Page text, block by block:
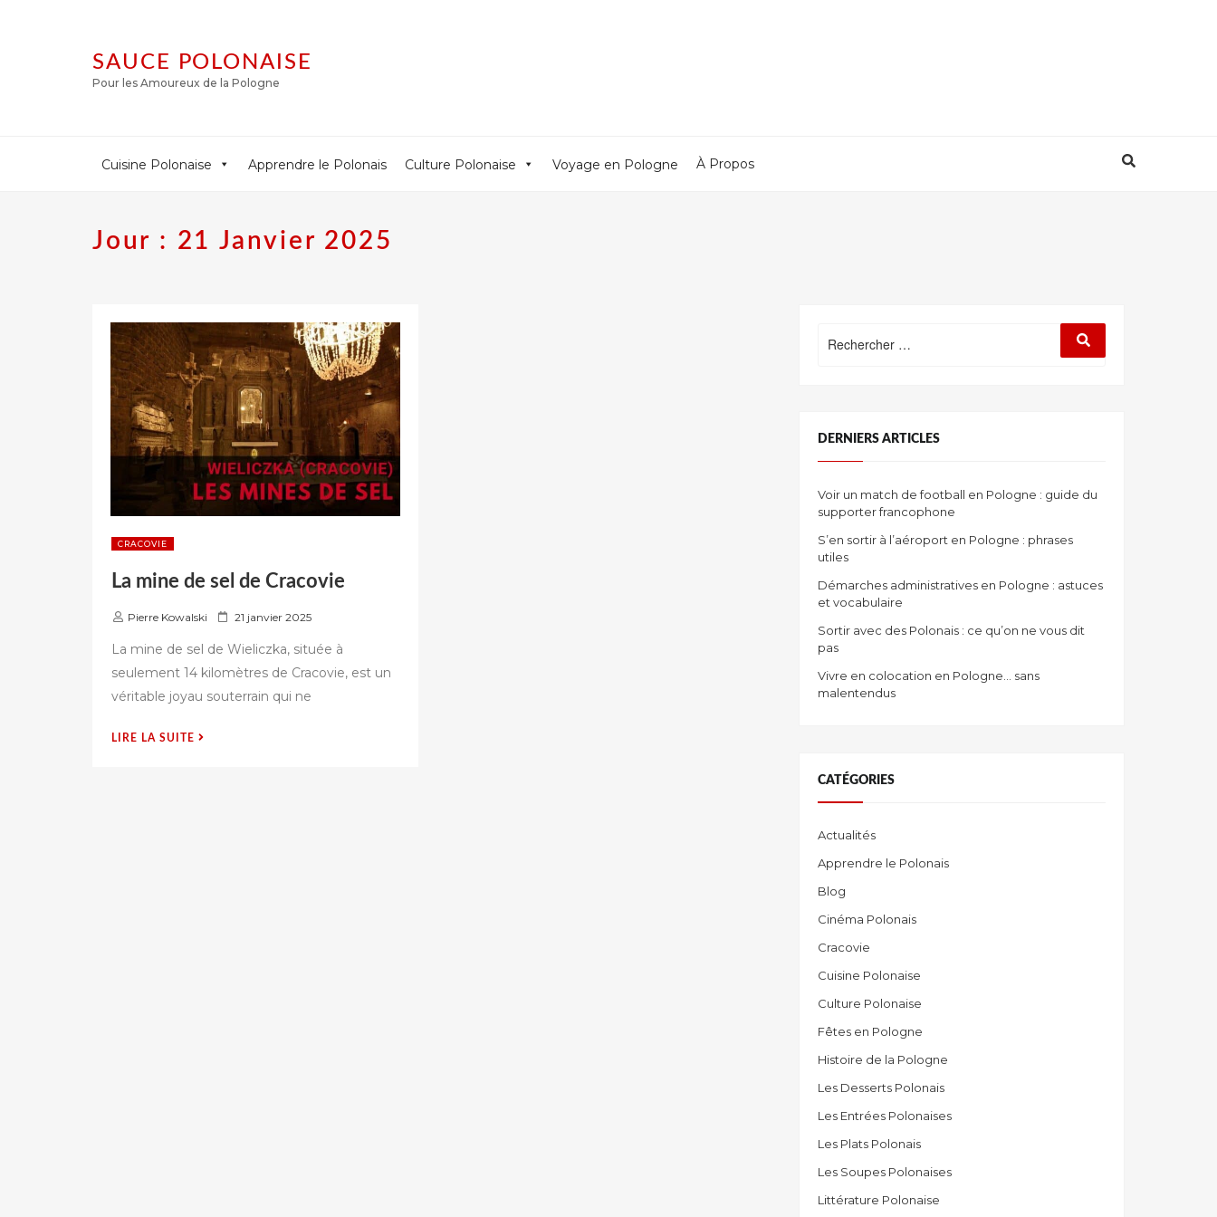
SAUCE POLONAISE
Pour les Amoureux de la Pologne
Cuisine Polonaise Apprendre le Polonais Culture Polonaise Voyage en Pologne À Propos
Jour : 21 Janvier 2025
CRACOVIE
La mine de sel de Cracovie
Pierre Kowalski
P
b
l
i
21 janvier 2025
La mine de sel de Wieliczka, située à
seulement 14 kilomètres de Cracovie, est un
véritable joyau souterrain qui ne
LIRE LA SUITE
« LA
Rechercher
DERNIERS ARTICLES
Voir un match de football en Pologne : guide du
supporter francophone
S’en sortir à l’aéroport en Pologne : phrases
utiles
Démarches administratives en Pologne : astuces
et vocabulaire
Sortir avec des Polonais : ce qu’on ne vous dit
pas
Vivre en colocation en Pologne… sans
malentendus
CATÉGORIES
Actualités
Apprendre le Polonais
Blog
Cinéma Polonais
Cracovie
Cuisine Polonaise
Culture Polonaise
Fêtes en Pologne
Histoire de la Pologne
Les Desserts Polonais
Les Entrées Polonaises
Les Plats Polonais
Les Soupes Polonaises
Littérature Polonaise